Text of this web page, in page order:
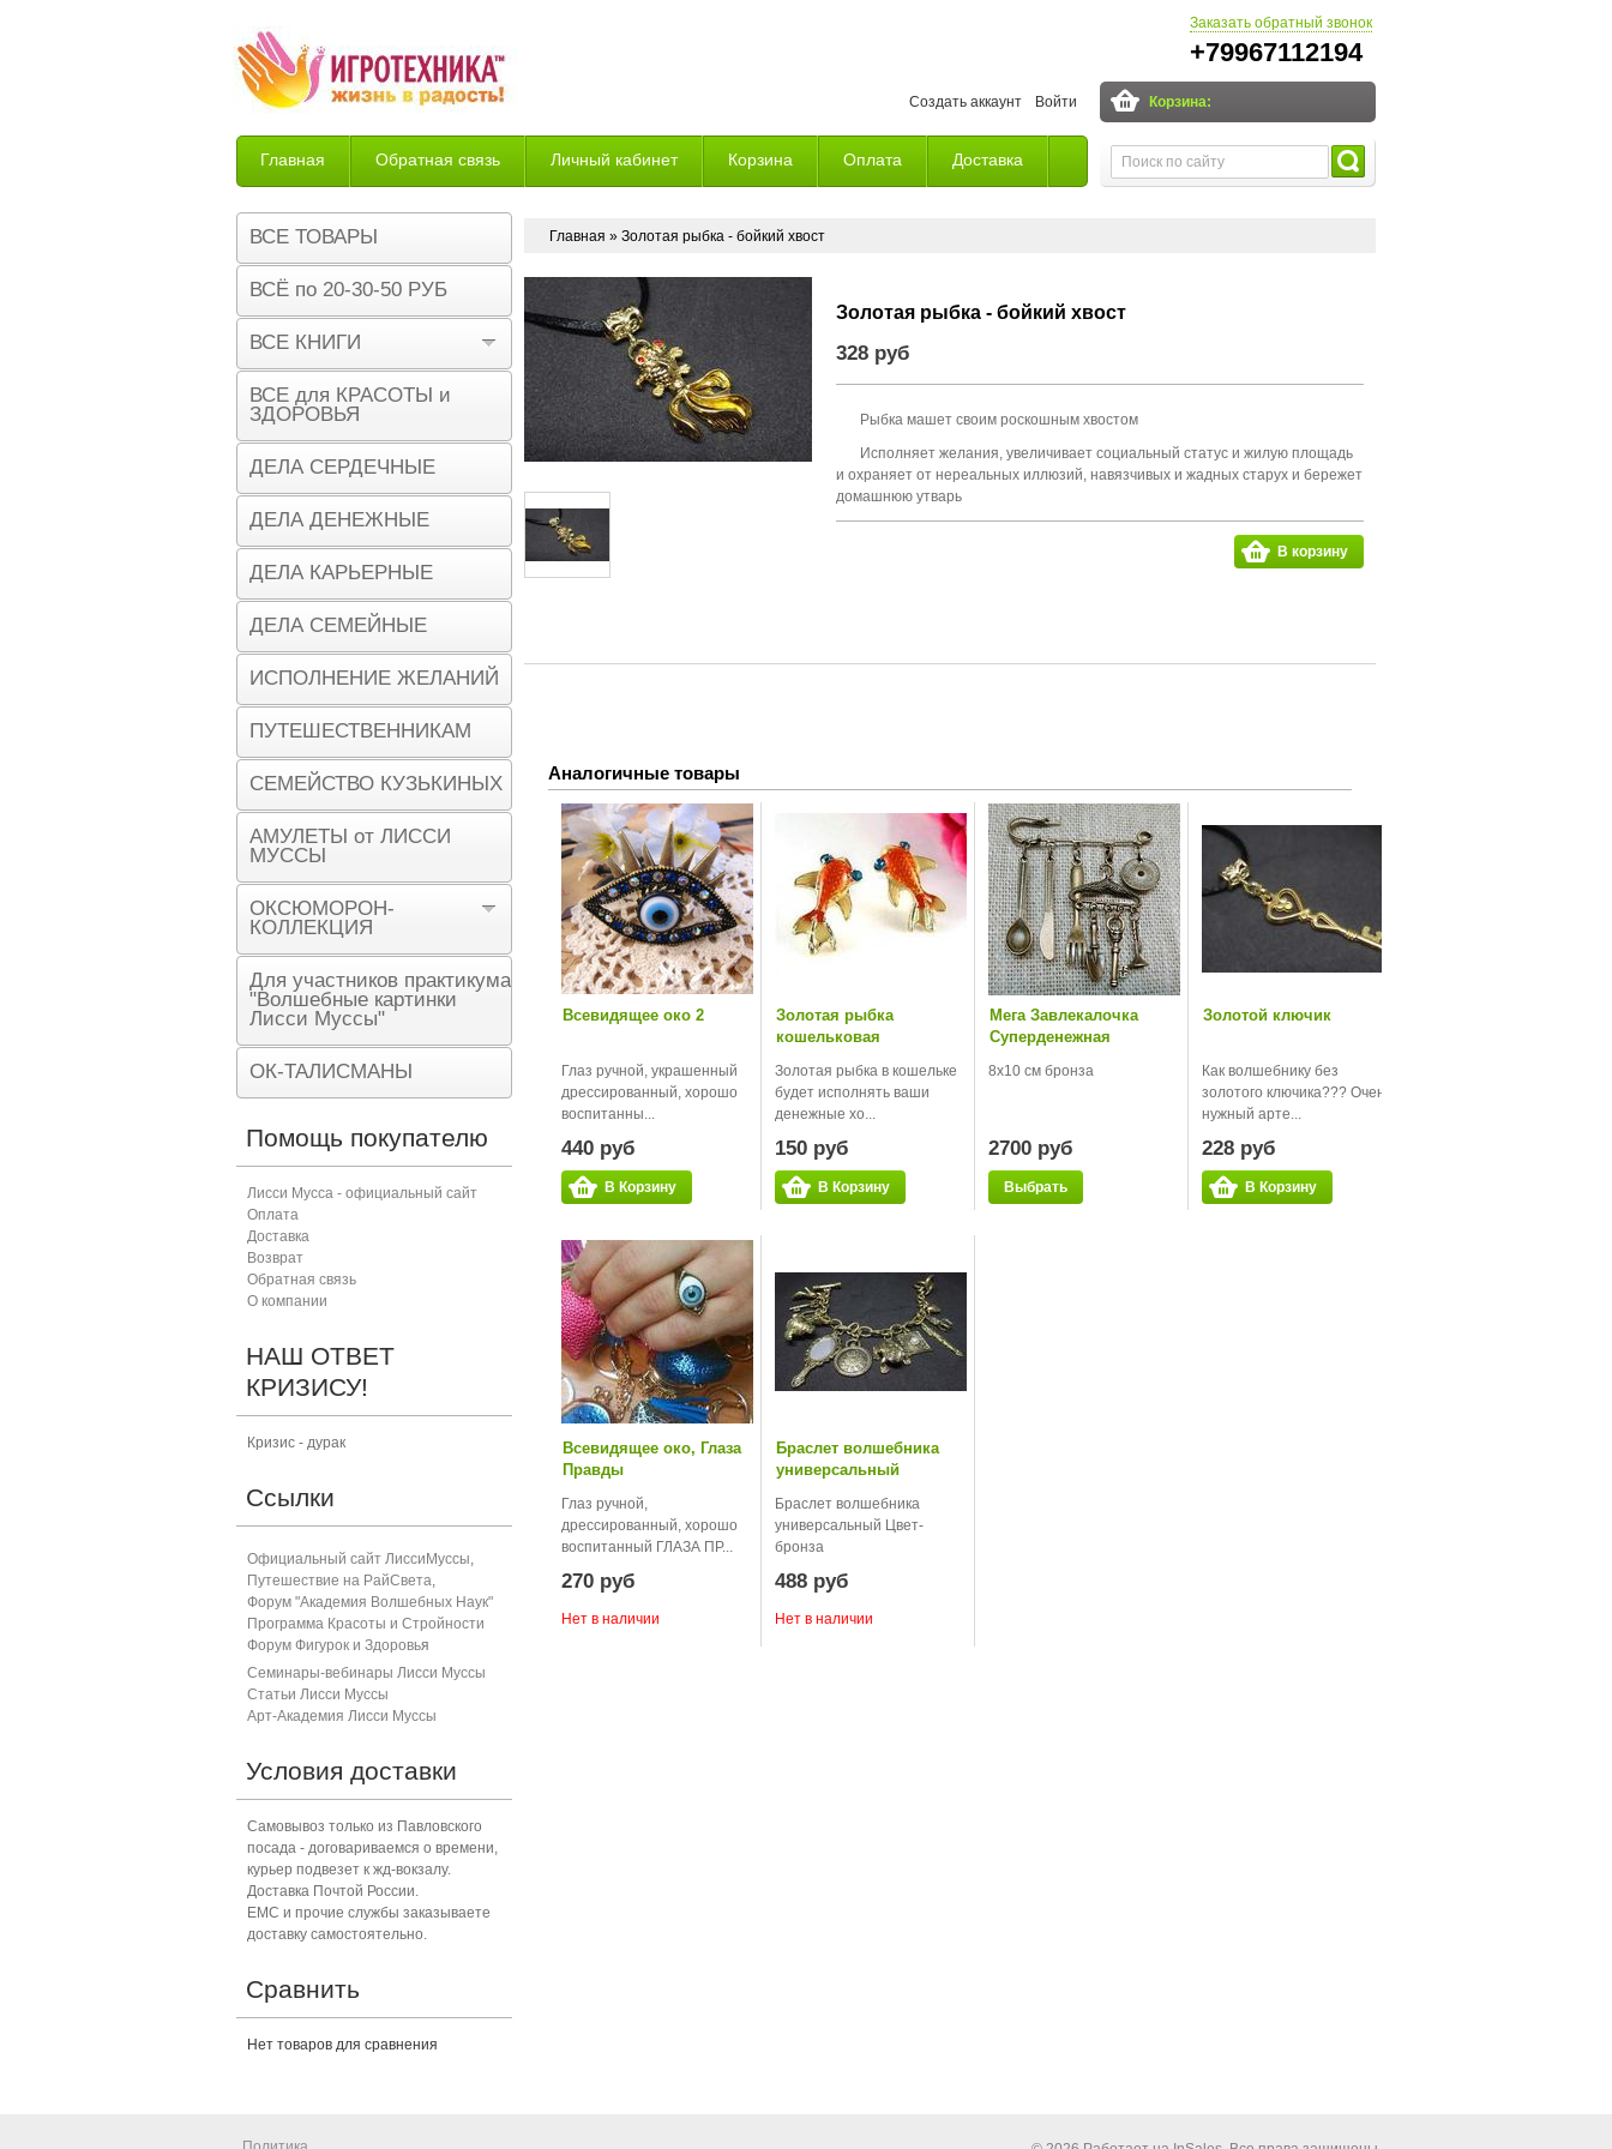
Заказать обратный звонок
+79967112194
Создать аккаунт Войти
Главная Обратная связь Личный кабинет Корзина Оплата Доставка
Возврат
Корзина:
Главная » Золотая рыбка - бойкий хвост
Золотая рыбка - бойкий хвост
328 руб
Рыбка машет своим роскошным хвостом
Исполняет желания, увеличивает социальный статус и жилую площадь
и охраняет от нереальных иллюзий, навязчивых и жадных старух и бережет
домашнюю утварь
В корзину
Аналогичные товары
Всевидящее око 2
Глаз ручной, украшенный
дрессированный, хорошо
воспитанны...
440 руб
В Корзину
Золотая рыбка
кошельковая
Золотая рыбка в кошельке
будет исполнять ваши
денежные хо...
150 руб
В Корзину
Мега Завлекалочка
Суперденежная
8х10 см бронза
2700 руб
Выбрать
Золотой ключик
Как волшебнику без
золотого ключика??? Очень
нужный арте...
228 руб
В Корзину
Всевидящее око, Глаза
Правды
Глаз ручной,
дрессированный, хорошо
воспитанный ГЛАЗА ПР...
270 руб
Нет в наличии
Браслет волшебника
универсальный
Браслет волшебника
универсальный Цвет-
бронза
488 руб
Нет в наличии
ВСЕ ТОВАРЫ
ВСЁ по 20-30-50 РУБ
ВСЕ КНИГИ
ВСЕ для КРАСОТЫ и
ЗДОРОВЬЯ
ДЕЛА СЕРДЕЧНЫЕ
ДЕЛА ДЕНЕЖНЫЕ
ДЕЛА КАРЬЕРНЫЕ
ДЕЛА СЕМЕЙНЫЕ
ИСПОЛНЕНИЕ ЖЕЛАНИЙ
ПУТЕШЕСТВЕННИКАМ
СЕМЕЙСТВО КУЗЬКИНЫХ
АМУЛЕТЫ от ЛИССИ
МУССЫ
ОКСЮМОРОН-
КОЛЛЕКЦИЯ
Для участников практикума
"Волшебные картинки
Лисси Муссы"
ОК-ТАЛИСМАНЫ
Помощь покупателю
Лисси Мусса - официальный сайт
Оплата
Доставка
Возврат
Обратная связь
О компании
НАШ ОТВЕТ
КРИЗИСУ!
Кризис - дурак
Ссылки
Официальный сайт ЛиссиМуссы,
Путешествие на РайСвета,
Форум "Академия Волшебных Наук"
Программа Красоты и Стройности
Форум Фигурок и Здоровья
Семинары-вебинары Лисси Муссы
Статьи Лисси Муссы
Арт-Академия Лисси Муссы
Условия доставки
Самовывоз только из Павловского
посада - договариваемся о времени,
курьер подвезет к жд-вокзалу.
Доставка Почтой России.
ЕМС и прочие службы заказываете
доставку самостоятельно.
Сравнить
Нет товаров для сравнения